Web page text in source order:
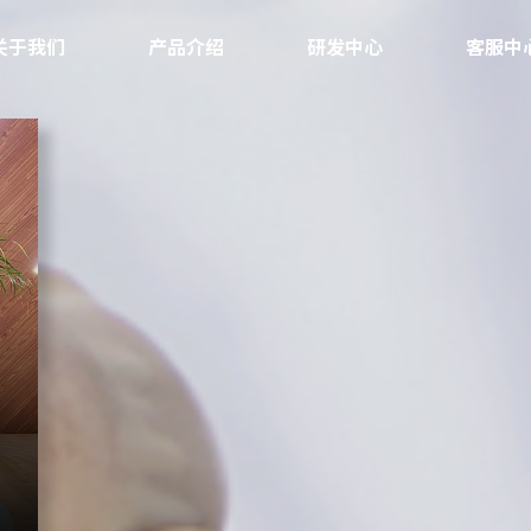
于我们 产品介绍 研发中心 客服中